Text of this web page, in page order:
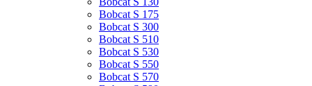
Bobcat S 175
Bobcat S 300
Bobcat S 510
Bobcat S 530
Bobcat S 550
Bobcat S 570